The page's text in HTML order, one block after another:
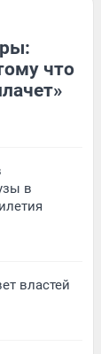
что
в
властей